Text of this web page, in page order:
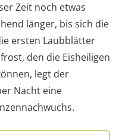
Zeit noch etwas
länger, bis sich die
ersten Laubblätter
den die Eisheiligen
legt der
Nacht eine